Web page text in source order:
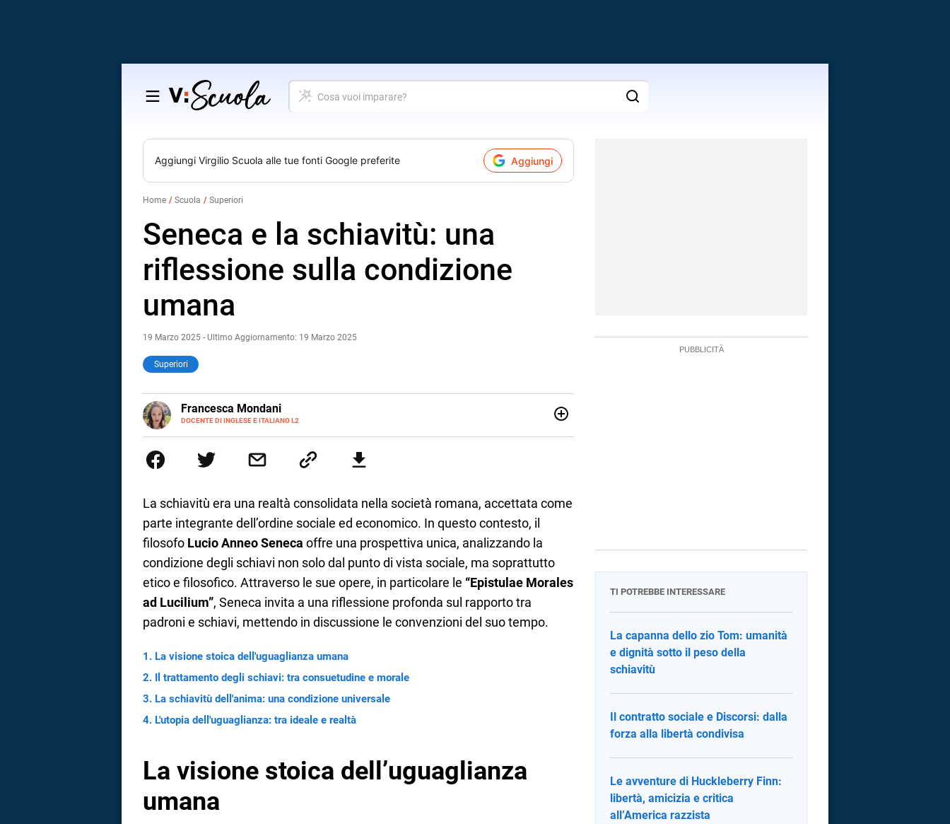
Salta
contenuto
Cosa
vuoi
Aggiungi Virgilio Scuola alle tue fonti Google preferite Aggiungi
Home Scuola Superiori
Seneca e la schiavitù: una
riflessione sulla condizione
umana
19 Marzo 2025 - Ultimo Aggiornamento: 19 Marzo 2025
Superiori
Francesca Mondani
DOCENTE DI INGLESE E ITALIANO L2
LINKEDIN
INSTAGRAM
Onsite e contenuti per il web. Amo i saggi storici, la cucina e la mia Honda CBF500. Non ho
La schiavitù era una realtà consolidata nella società romana, accettata come
parte integrante dell’ordine sociale ed economico. In questo contesto, il
filosofo Lucio Anneo Seneca offre una prospettiva unica, analizzando la
condizione degli schiavi non solo dal punto di vista sociale, ma soprattutto
etico e filosofico. Attraverso le sue opere, in particolare le “Epistulae Morales
ad Lucilium”, Seneca invita a una riflessione profonda sul rapporto tra
padroni e schiavi, mettendo in discussione le convenzioni del suo tempo.
La visione stoica dell'uguaglianza umana
Il trattamento degli schiavi: tra consuetudine e morale
La schiavitù dell'anima: una condizione universale
L'utopia dell'uguaglianza: tra ideale e realtà
La visione stoica dell’uguaglianza
umana
TI POTREBBE INTERESSARE
La capanna dello zio Tom: umanità
e dignità sotto il peso della
schiavitù
Il contratto sociale e Discorsi: dalla
forza alla libertà condivisa
Le avventure di Huckleberry Finn:
libertà, amicizia e critica
all’America razzista